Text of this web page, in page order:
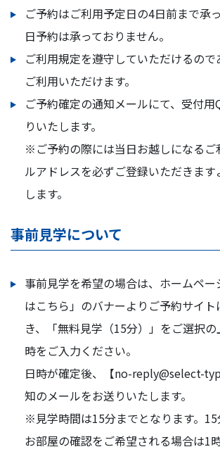
ご予約はご利用予定日の4日前まで承
日予約は承っておりません。
ご利用規定を遵守していただけるので
ご利用いただけます。
ご予約確定の通知メールにて、受付用
りいたします。
※ご予約の際には当日お越しになるご
ルアドレスを必ずご登録いただきま
します。
事前見学について
事前見学を希望の場合は、ホームペ
はこちら」のバナーよりご予約サイ
き、「無料見学（15分）」をご選択
時をご入力ください。
日時が確定後、【no-reply@select-
知のメールをお送りいたします。
※見学時間は15分までとなります。
お部屋の確認をご希望される場合は1